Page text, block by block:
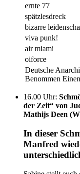
ernte 77
spätzlesdreck
bizarre
viva punk!
air miami
oiforce
Deutsche
Benommen
16.00 Uhr:
der Zeit“ von
Mathijs Deen
In dieser
Manfred